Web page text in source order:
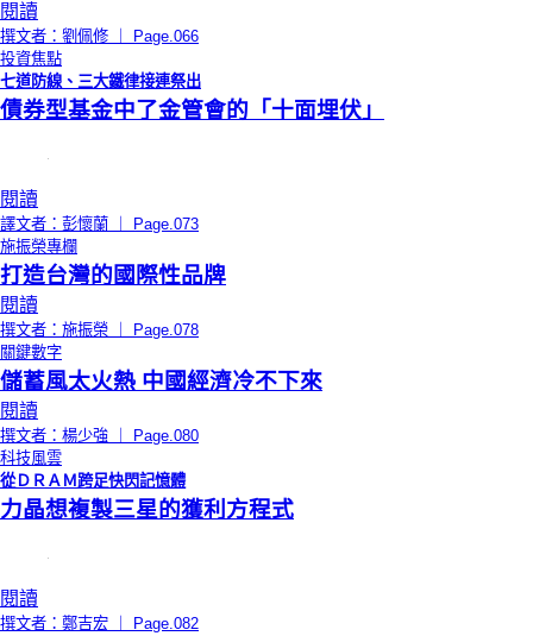
閱讀
撰文者：劉佩修 ｜ Page.066
投資焦點
七道防線、三大鐵律接連祭出
債券型基金中了金管會的「十面埋伏」
閱讀
譯文者：彭懷蘭 ｜ Page.073
施振榮專欄
打造台灣的國際性品牌
閱讀
撰文者：施振榮 ｜ Page.078
關鍵數字
儲蓄風太火熱 中國經濟冷不下來
閱讀
撰文者：楊少強 ｜ Page.080
科技風雲
從ＤＲＡＭ跨足快閃記憶體
力晶想複製三星的獲利方程式
閱讀
撰文者：鄭吉宏 ｜ Page.082